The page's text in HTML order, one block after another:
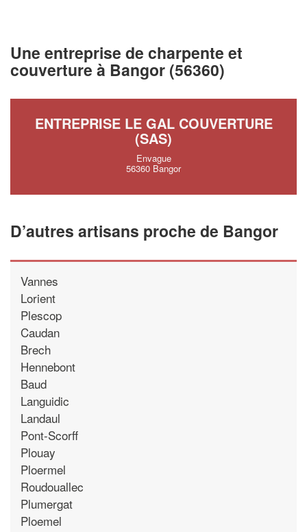
Une entreprise de charpente et
couverture à Bangor (56360)
ENTREPRISE LE GAL COUVERTURE
(SAS)
Envague
56360 Bangor
D’autres artisans proche de Bangor
Vannes
Lorient
Plescop
Caudan
Brech
Hennebont
Baud
Languidic
Landaul
Pont-Scorff
Plouay
Ploermel
Roudouallec
Plumergat
Ploemel
nouveaux clients